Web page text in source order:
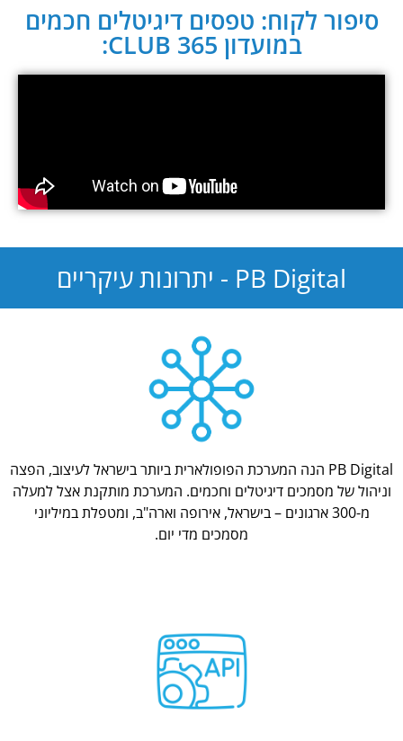
סיפור לקוח: טפסים דיגיטלים חכמים
במועדון CLUB 365:
PB Digital - יתרונות עיקריים
PB Digital הנה המערכת הפופולארית ביותר בישראל לעיצוב, הפצה
וניהול של מסמכים דיגיטלים וחכמים. המערכת מותקנת אצל למעלה
מ-300 ארגונים – בישראל, אירופה וארה"ב, ומטפלת במיליוני
מסמכים מדי יום.